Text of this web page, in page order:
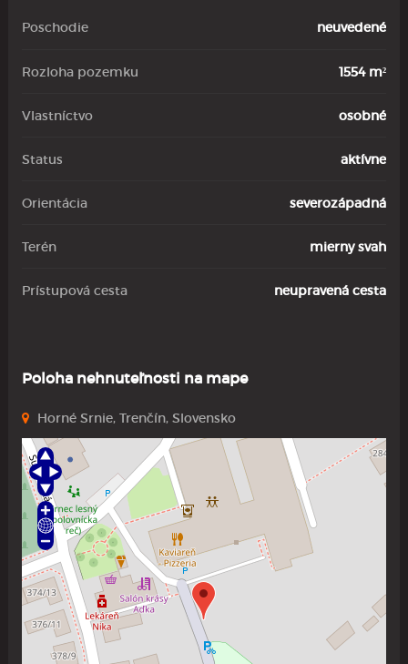
Poschodie neuvedené
Rozloha pozemku 1554 m²
Vlastníctvo osobné
Status aktívne
Orientácia severozápadná
Terén mierny svah
Prístupová cesta neupravená cesta
Poloha nehnuteľnosti na mape
Horné Srnie, Trenčín, Slovensko